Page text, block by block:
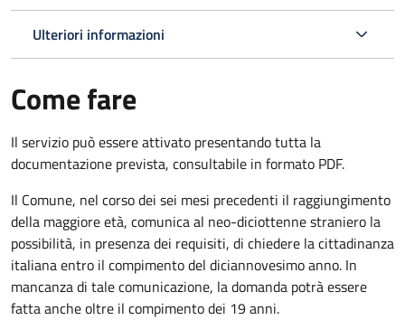
Ulteriori informazioni
Come fare
Il servizio può essere attivato presentando tutta la
documentazione prevista, consultabile in formato PDF.
Il Comune, nel corso dei sei mesi precedenti il raggiungimento
della maggiore età, comunica al neo-diciottenne straniero la
possibilità, in presenza dei requisiti, di chiedere la cittadinanza
italiana entro il compimento del diciannovesimo anno. In
mancanza di tale comunicazione, la domanda potrà essere
fatta anche oltre il compimento dei 19 anni.